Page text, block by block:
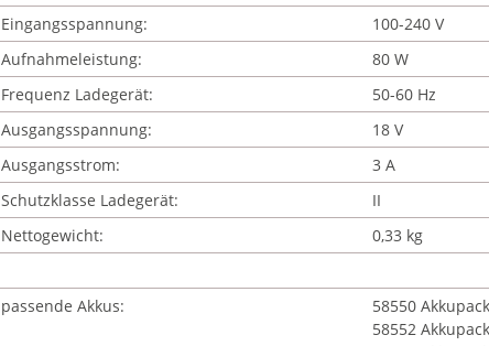
Eingangsspannung:
100-240 V
Aufnahmeleistung:
80 W
Frequenz Ladegerät:
50-60 Hz
Ausgangsspannung:
18 V
Ausgangsstrom:
3 A
Schutzklasse Ladegerät:
II
Nettogewicht:
0,33 kg
passende Akkus:
58550
58552